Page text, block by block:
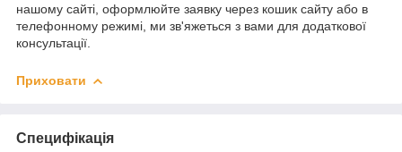
нашому сайті, оформлюйте заявку через кошик сайту або в
телефонному режимі, ми зв'яжеться з вами для додаткової
консультації.
Приховати
Специфікація